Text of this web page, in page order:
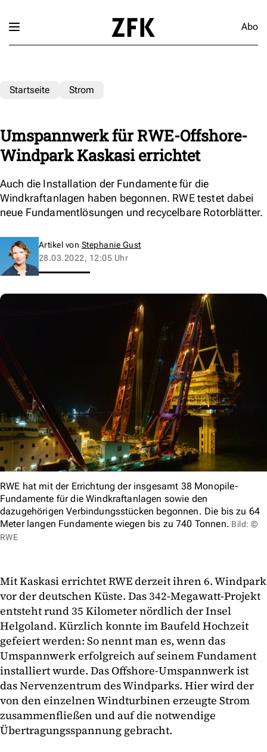
Abo
Startseite Strom
Umspannwerk für RWE-Offshore-
Windpark Kaskasi errichtet
Auch die Installation der Fundamente für die
Windkraftanlagen haben begonnen. RWE testet dabei
neue Fundamentlösungen und recycelbare Rotorblätter.
Artikel von Stephanie Gust
28.03.2022, 12:05 Uhr
RWE hat mit der Errichtung der insgesamt 38 Monopile-
Fundamente für die Windkraftanlagen sowie den
dazugehörigen Verbindungsstücken begonnen. Die bis zu 64
Meter langen Fundamente wiegen bis zu 740 Tonnen. Bild: ©
RWE
Mit Kaskasi errichtet RWE derzeit ihren 6. Windpark
vor der deutschen Küste. Das 342-Megawatt-Projekt
entsteht rund 35 Kilometer nördlich der Insel
Helgoland. Kürzlich konnte im Baufeld Hochzeit
gefeiert werden: So nennt man es, wenn das
Umspannwerk erfolgreich auf seinem Fundament
installiert wurde. Das Offshore-Umspannwerk ist
das Nervenzentrum des Windparks. Hier wird der
von den einzelnen Windturbinen erzeugte Strom
zusammenfließen und auf die notwendige
Übertragungsspannung gebracht.